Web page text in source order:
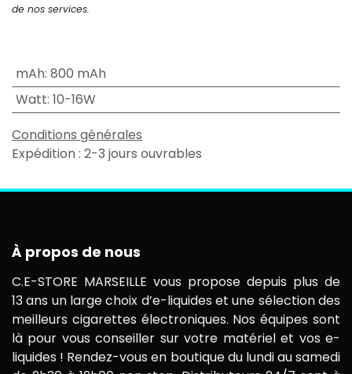
de nos services.
mAh: 800 mAh
Watt: 10-16W
Conditions générales
Expédition : 2-3 jours ouvrables
À propos de nous
C.E-STORE MARSEILLE vous propose depuis plus de
13 ans un large choix d’e-liquides et une sélection des
meilleurs cigarettes électroniques. Nos équipes sont
là pour vous conseiller sur votre matériel et vos e-
liquides ! Rendez-vous en boutique du lundi au samedi